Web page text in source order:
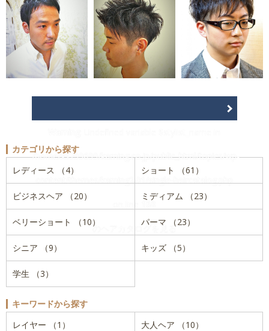
/home/xs799699/kaming.co.jp/public_html/topics/wp-
168
のヘアカタログを見る
カテゴリから探す
レディース （4）
ショート （61）
ビジネスヘア （20） ミディアム （23）
ベリーショート （10） パーマ （23）
シニア （9） キッズ （5）
学生 （3）
キーワードから探す
レイヤー （1）
大人ヘア （10）